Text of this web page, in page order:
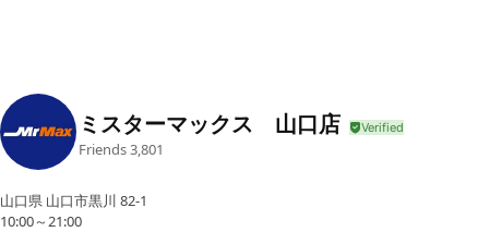
ミスターマックス 山口店
Friends3,801
山口県 山口市黒川 82-1
10:00～21:00